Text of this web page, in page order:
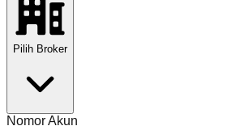
Pilih Broker
Nomor Akun